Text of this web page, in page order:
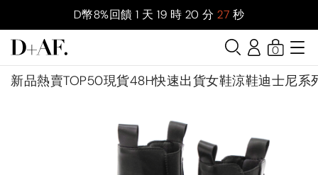
D幣8%回饋 1 天 19 時 20 分 25 秒
新品熱賣TOP50現貨48H快速出貨女鞋涼鞋迪士尼系
0